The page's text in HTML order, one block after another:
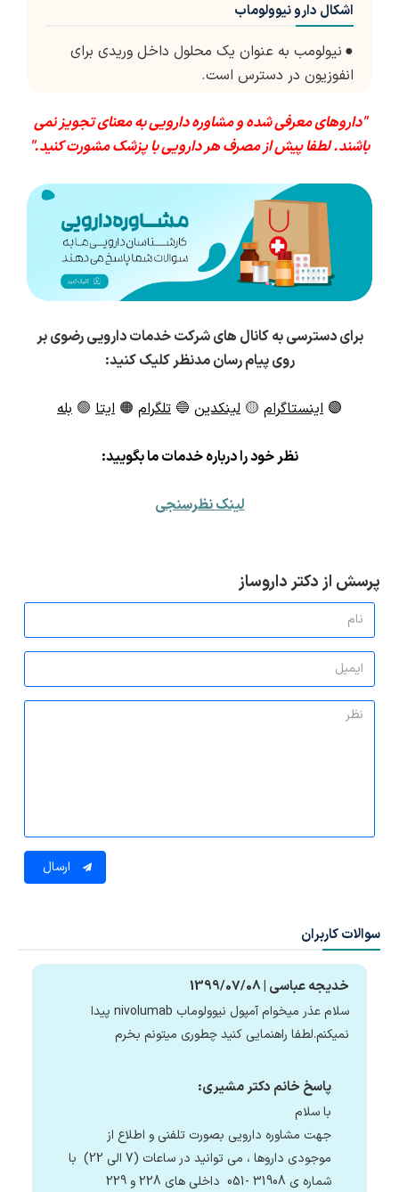
اشکال دارو نیوولوماب
● نیولومب به عنوان یک محلول داخل وریدی برای
انفوزیون در دسترس است.
"داروهای معرفی شده و مشاوره دارویی به معنای تجویز نمی
باشند. لطفا پیش از مصرف هر دارویی با پزشک مشورت کنید."
برای دسترسی به کانال های شرکت خدمات دارویی رضوی بر
روی پیام رسان مدنظر کلیک کنید:
🟣 اینستاگرام 🟡 لینکدین 🔵 تلگرام 🟠 ایتا 🟢 بله
نظر خود را درباره خدمات ما بگویید:
لینک نظرسنجی
پرسش از دکتر داروساز
ارسال
سوالات کاربران
خدیجه عباسی | 1399/07/08
سلام عذر میخوام آمپول نیوولوماب nivolumab پیدا
نمیکنم.لطفا راهنمایی کنید چطوری میتونم بخرم
پاسخ خانم دکتر مشیری:
با سلام
جهت مشاوره دارویی بصورت تلفنی و اطلاع از
موجودی داروها ، می توانید در ساعات (7 الی 22) با
شماره ی 31908 -051 داخلی های 228 و 229